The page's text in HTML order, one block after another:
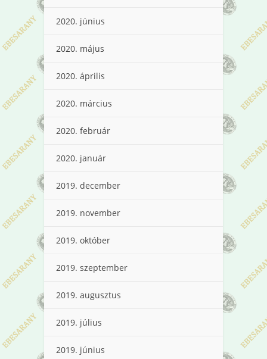
2020. június
2020. május
2020. április
2020. március
2020. február
2020. január
2019. december
2019. november
2019. október
2019. szeptember
2019. augusztus
2019. július
2019. június